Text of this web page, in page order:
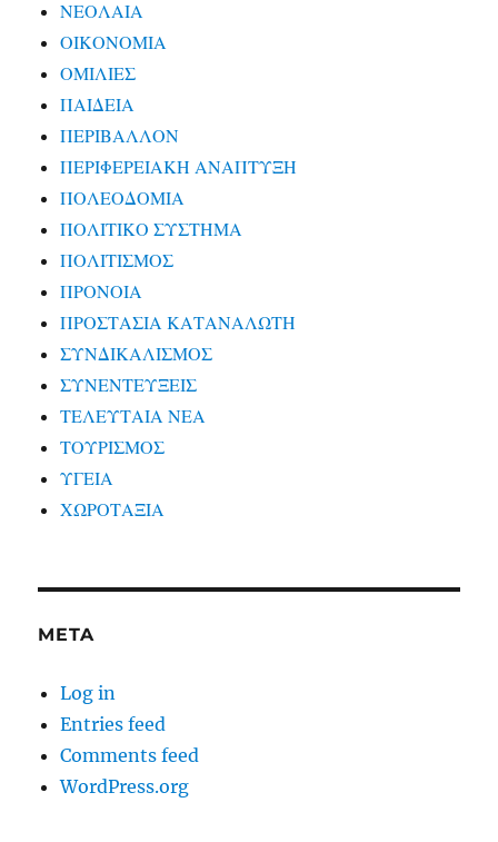
ΝΕΟΛΑΙΑ
ΟΙΚΟΝΟΜΙΑ
ΟΜΙΛΙΕΣ
ΠΑΙΔΕΙΑ
ΠΕΡΙΒΑΛΛΟΝ
ΠΕΡΙΦΕΡΕΙΑΚΗ ΑΝΑΠΤΥΞΗ
ΠΟΛΕΟΔΟΜΙΑ
ΠΟΛΙΤΙΚΟ ΣΥΣΤΗΜΑ
ΠΟΛΙΤΙΣΜΟΣ
ΠΡΟΝΟΙΑ
ΠΡΟΣΤΑΣΙΑ ΚΑΤΑΝΑΛΩΤΗ
ΣΥΝΔΙΚΑΛΙΣΜΟΣ
ΣΥΝΕΝΤΕΥΞΕΙΣ
ΤΕΛΕΥΤΑΙΑ ΝΕΑ
ΤΟΥΡΙΣΜΟΣ
ΥΓΕΙΑ
ΧΩΡΟΤΑΞΙΑ
META
Log in
Entries feed
Comments feed
WordPress.org